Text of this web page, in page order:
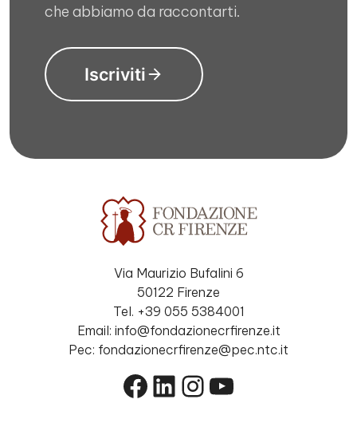
che abbiamo da raccontarti.
Iscriviti
Via Maurizio Bufalini 6
50122 Firenze
Tel. +39 055 5384001
Email: info@fondazionecrfirenze.it
Pec: fondazionecrfirenze@pec.ntc.it
Facebook
LinkedIn
Instagram
YouTube